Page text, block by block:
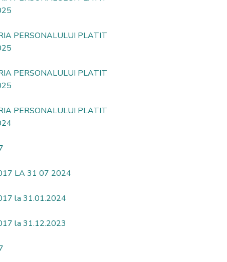
PERSONALULUI PLATIT
PERSONALULUI PLATIT
PERSONALULUI PLATIT
LA 31 07 2024
la 31.01.2024
la 31.12.2023